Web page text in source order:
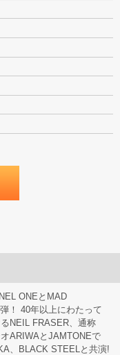
ONEとMAD
！ 40年以上にわたって
NEIL FRASER、通称
ARIWAとJAMTONEで
、BLACK STEELと共演!